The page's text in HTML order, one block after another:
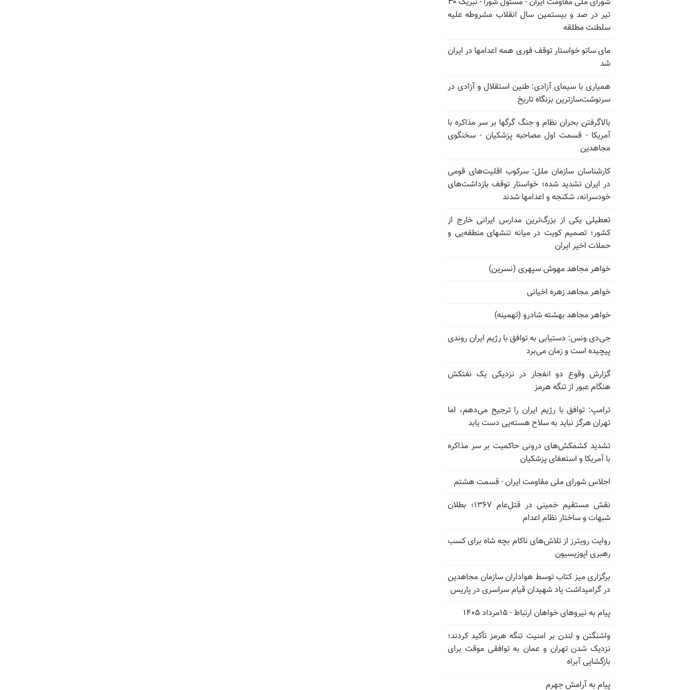
تیر در صد و بیستمین سال انقلاب مشروطه علیه
سلطنت مطلقه
مای ساتو خواستار توقف فوری همه اعدامها در ایران
شد
همیاری با سیمای آزادی: طنین استقلال و آزادی در
سرنوشت‌سازترین بزنگاه تاریخ
بالا‌گرفتن بحران نظام و جنگ گرگها بر سر مذاکره با
آمریکا - قسمت اول مصاحبه پزشکیان - سخنگوی
مجاهدین
کارشناسان سازمان ملل: سرکوب اقلیت‌های قومی
در ایران تشدید شده؛ خواستار توقف بازداشت‌های
خودسرانه، شکنجه و اعدامها شدند
تعطیلی یکی از بزرگ‌ترین مدارس ایرانی خارج از
کشور؛ تصمیم کویت در میانه تنشهای منطقه‌یی و
حملات اخیر ایران
خواهر مجاهد مهوش سپهری (نسرین)
خواهر مجاهد زهره اخیانی
خواهر مجاهد بهشته شادرو (تهمینه)
جی‌دی ونس: دستیابی به توافق با رژیم ایران روندی
پیچیده است و زمان می‌برد
گزارش وقوع دو انفجار در نزدیکی یک نفتکش
هنگام عبور از تنگه هرمز
ترامپ: توافق با رژیم ایران را ترجیح می‌دهم، اما
تهران هرگز نباید به سلاح هسته‌یی دست یابد
تشدید کشمکش‌های درونی حاکمیت بر سر مذاکره
با آمریکا و استعفای پزشکیان
اجلاس شورای ملی مقاومت ایران - قسمت هشتم
نقش مستقیم خمینی در قتل‌عام ۱۳۶۷؛ بطلان
شبهات و ساختار نظام اعدام
روایت رویترز از تلاش‌های ناکام بچه شاه برای کسب
رهبری اپوزیسیون
برگزاری میز کتاب توسط هواداران سازمان مجاهدین
در گرامیداشت یاد شهیدان قیام سراسری در پاریس
پیام به نیروهای خواهان ارتباط - ۱۵مرداد ۱۴۰۵
واشنگتن و لندن بر امنیت تنگه هرمز تأکید کردند؛
نزدیک شدن تهران و عمان به توافقی موقت برای
بازگشایی آبراه
پیام به آرامش جهرم